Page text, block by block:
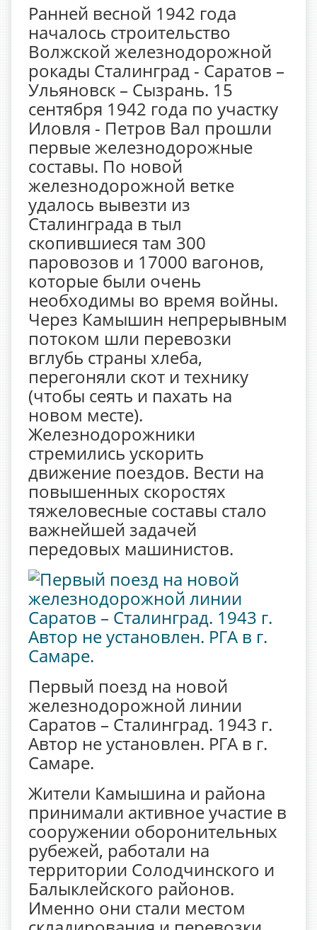
Ранней весной 1942 года
началось строительство
Волжской железнодорожной
рокады Сталинград - Саратов –
Ульяновск – Сызрань. 15
сентября 1942 года по участку
Иловля - Петров Вал прошли
первые железнодорожные
составы. По новой
железнодорожной ветке
удалось вывезти из
Сталинграда в тыл
скопившиеся там 300
паровозов и 17000 вагонов,
которые были очень
необходимы во время войны.
Через Камышин непрерывным
потоком шли перевозки
вглубь страны хлеба,
перегоняли скот и технику
(чтобы сеять и пахать на
новом месте).
Железнодорожники
стремились ускорить
движение поездов. Вести на
повышенных скоростях
тяжеловесные составы стало
важнейшей задачей
передовых машинистов.
Первый поезд на новой
железнодорожной линии
Саратов – Сталинград. 1943 г.
Автор не установлен. РГА в г.
Самаре.
Жители Камышина и района
принимали активное участие в
сооружении оборонительных
рубежей, работали на
территории Солодчинского и
Балыклейского районов.
Именно они стали местом